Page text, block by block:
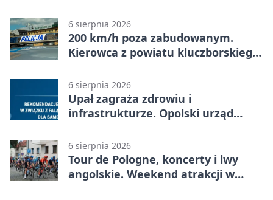
6 sierpnia 2026
200 km/h poza zabudowanym.
Kierowca z powiatu kluczborskiego
6 sierpnia 2026
Upał zagraża zdrowiu i
infrastrukturze. Opolski urząd
6 sierpnia 2026
Tour de Pologne, koncerty i lwy
angolskie. Weekend atrakcji w